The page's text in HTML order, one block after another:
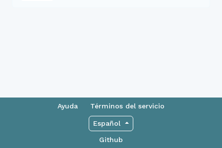
Ayuda Términos del servicio
Español
Github